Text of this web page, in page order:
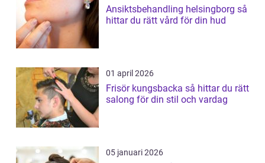
Ansiktsbehandling helsingborg så
hittar du rätt vård för din hud
01 april 2026
Frisör kungsbacka så hittar du rätt
salong för din stil och vardag
05 januari 2026